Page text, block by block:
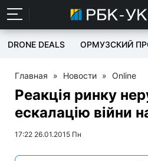
DRONE DEALS ОРМУЗСКИЙ
Главная » Новости » Online
Реакція ринку
ескалацію війни
17:22 26.01.2015 Пн